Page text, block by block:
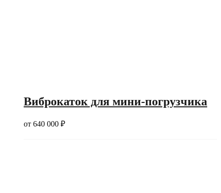
Виброкаток для мини-погрузчика
от 640 000 ₽